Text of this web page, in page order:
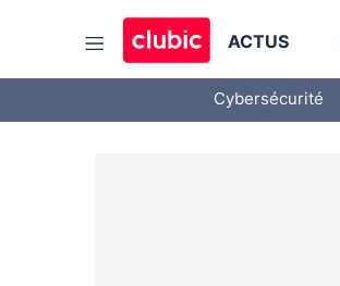
ACTUS
Cybersécurité